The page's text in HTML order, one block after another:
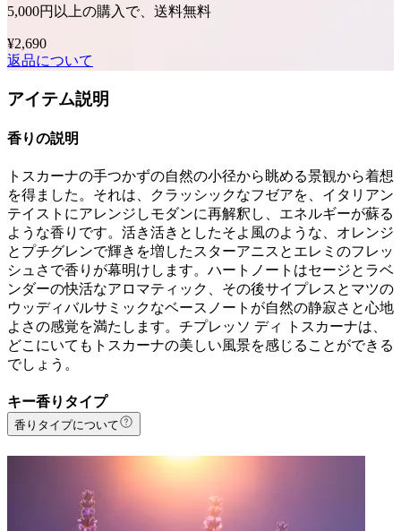
5,000円以上の購入で、送料無料
¥2,690
返品について
アイテム説明
香りの説明
トスカーナの手つかずの自然の小径から眺める景観から着想
を得ました。それは、クラッシックなフゼアを、イタリアン
テイストにアレンジしモダンに再解釈し、エネルギーが蘇る
ような香りです。活き活きとしたそよ風のような、オレンジ
とプチグレンで輝きを増したスターアニスとエレミのフレッ
シュさで香りが幕明けします。ハートノートはセージとラベ
ンダーの快活なアロマティック、その後サイプレスとマツの
ウッディバルサミックなベースノートが自然の静寂さと心地
よさの感覚を満たします。チプレッソ ディ トスカーナは、
どこにいてもトスカーナの美しい風景を感じることができる
でしょう。
キー香りタイプ
香りタイプについて